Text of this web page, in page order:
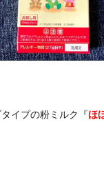
イプの粉ミルク『ほ